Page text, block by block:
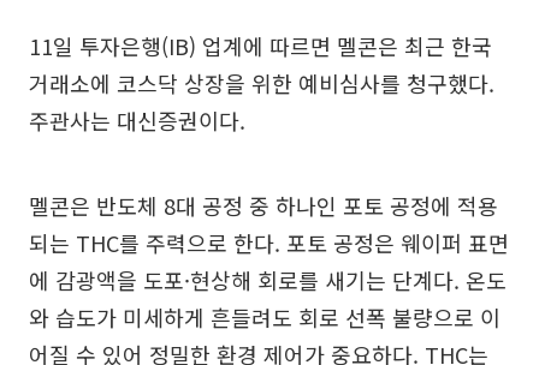
11일 투자은행(IB) 업계에 따르면 멜콘은 최근 한국
거래소에 코스닥 상장을 위한 예비심사를 청구했다.
주관사는 대신증권이다.
멜콘은 반도체 8대 공정 중 하나인 포토 공정에 적용
되는 THC를 주력으로 한다. 포토 공정은 웨이퍼 표면
에 감광액을 도포·현상해 회로를 새기는 단계다. 온도
와 습도가 미세하게 흔들려도 회로 선폭 불량으로 이
어질 수 있어 정밀한 환경 제어가 중요하다. THC는